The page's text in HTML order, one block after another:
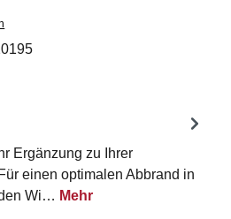
Ergänzung zu Ihrer
einen optimalen Abbrand in
Wi… Mehr